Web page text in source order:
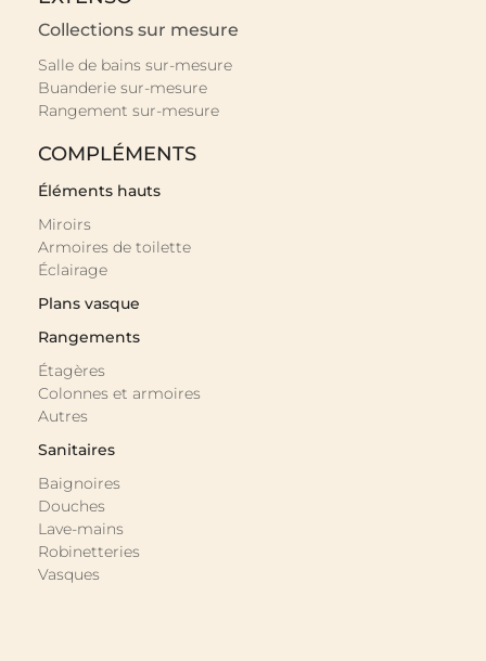
Collections sur mesure
Salle de bains sur-mesure
Buanderie sur-mesure
Rangement sur-mesure
COMPLÉMENTS
Éléments hauts
Miroirs
Armoires de toilette
Éclairage
Plans vasque
Rangements
Étagères
Colonnes et armoires
Autres
Sanitaires
Baignoires
Douches
Lave-mains
Robinetteries
Vasques